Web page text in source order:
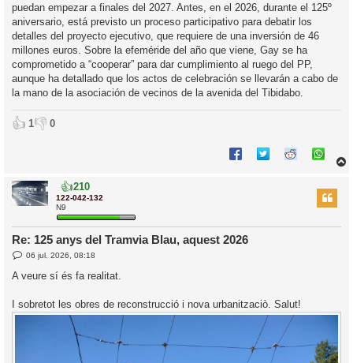
puedan empezar a finales del 2027. Antes, en el 2026, durante el 125º
aniversario, está previsto un proceso participativo para debatir los
detalles del proyecto ejecutivo, que requiere de una inversión de 46
millones euros. Sobre la efeméride del año que viene, Gay se ha
comprometido a “cooperar” para dar cumplimiento al ruego del PP,
aunque ha detallado que los actos de celebración se llevarán a cabo de
la mano de la asociación de vecinos de la avenida del Tibidabo.
👍 1👎 0
👍210
122-042-132
N9
Re: 125 anys del Tramvia Blau, aquest 2026
E
t
r
d
a
06 jul. 2026, 08:18
A veure sí és fa realitat.
I sobretot les obres de reconstrucció i nova urbanitzaciò. Salut!